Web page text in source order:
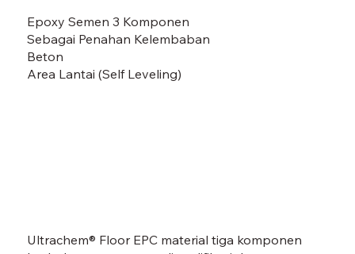
Epoxy Semen 3 Komponen
Sebagai Penahan Kelembaban
Beton
Area Lantai (Self Leveling)
Ultrachem® Floor EPC material tiga komponen